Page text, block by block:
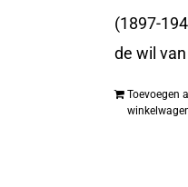
(1897-
de wil
Toevoegen